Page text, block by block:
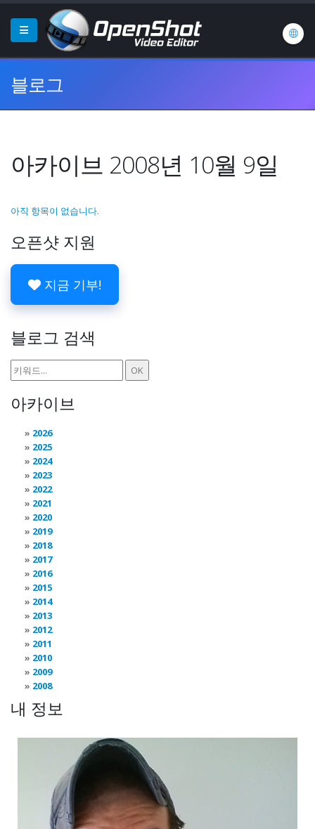
블로그
아카이브 2008년 10월 9일
아직 항목이 없습니다.
오픈샷 지원
지금 기부!
블로그 검색
아카이브
2026
2025
2024
2023
2022
2021
2020
2019
2018
2017
2016
2015
2014
2013
2012
2011
2010
2009
2008
내 정보